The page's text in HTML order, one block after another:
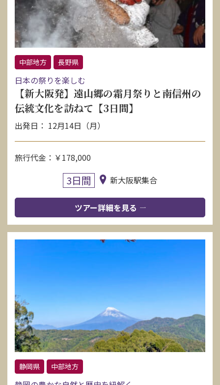
中部地方 長野県
日本の祭りを楽しむ
【新大阪発】遠山郷の霜月祭りと南信州の
伝統文化を訪ねて【3日間】
出発日： 12月14日（月）
旅行代金：￥178,000
3日間 新大阪駅集合
ツアー詳細を見る
静岡県 中部地方